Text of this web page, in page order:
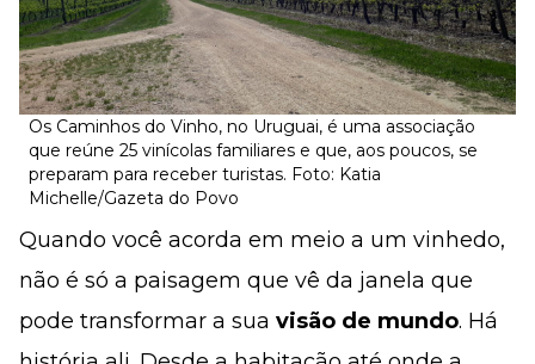
Os Caminhos do Vinho, no Uruguai, é uma associação
que reúne 25 vinícolas familiares e que, aos poucos, se
preparam para receber turistas. Foto: Katia
Michelle/Gazeta do Povo
Quando você acorda em meio a um vinhedo,
não é só a paisagem que vê da janela que
pode transformar a sua visão de mundo. Há